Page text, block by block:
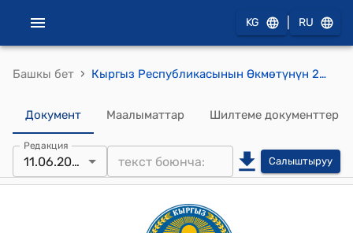
KG RU
Башкы бет › Кыргыз Республикасынын Өкмөтүнүн 2017-жылдын 18-августундагы № 495 "Маданият, искусство жана маалымат мекемелеринин типтүү чектелген штаттарын бекитүү жөнүндө" токтому
Документ Маалыматтар Шилтеме документтер
Редакция
11.06.2026 Салыштыруу